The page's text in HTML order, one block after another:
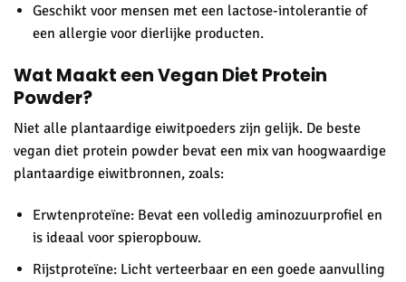
Geschikt voor mensen met een lactose-intolerantie of
een allergie voor dierlijke producten.
Wat Maakt een Vegan Diet Protein
Powder?
Niet alle plantaardige eiwitpoeders zijn gelijk. De beste
vegan diet protein powder bevat een mix van hoogwaardige
plantaardige eiwitbronnen, zoals:
Erwtenproteïne: Bevat een volledig aminozuurprofiel en
is ideaal voor spieropbouw.
Rijstproteïne: Licht verteerbaar en een goede aanvulling